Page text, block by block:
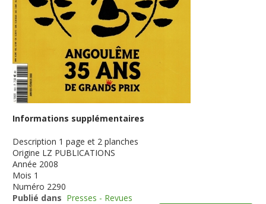
Informations supplémentaires
Description 1 page et 2 planches
Origine LZ PUBLICATIONS
Année 2008
Mois 1
Numéro 2290
Publié dans Presses - Revues